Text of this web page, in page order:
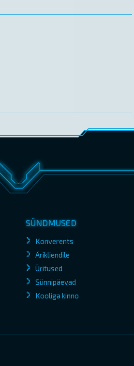
SÜNDMUSED
Konverents
Ärikliendile
Üritused
Sünnipäevad
Kooliga kinno